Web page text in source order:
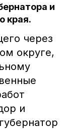
и
края.
через
округе,
и